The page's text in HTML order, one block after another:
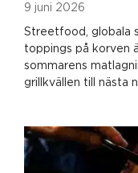
9 juni 2026
Streetfood, globala
toppings på korven
sommarens
grillkvällen till nästa